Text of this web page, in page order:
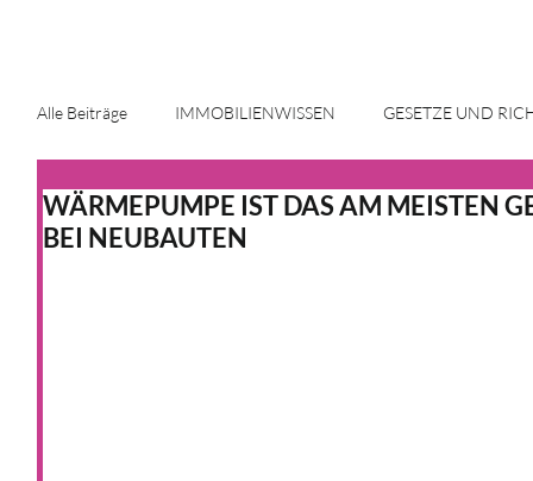
Alle Beiträge IMMOBILIENWISSEN GESETZE UND
ENERGIE UND INNOVATION IMMOBILIENMARKT
WÄRMEPUMPE IST DAS AM MEISTEN
BEI NEUBAUTEN